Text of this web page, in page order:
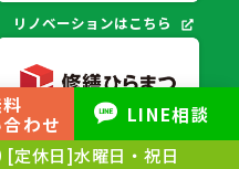
わせ
LINE相談
[定休日]水曜日・祝日
リノベーションはこちら
大規模・マンション